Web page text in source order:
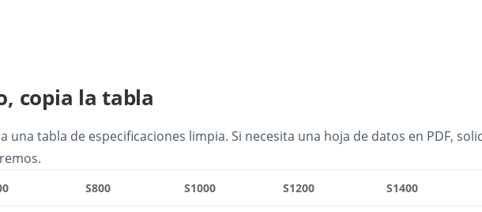
copia la tabla
una tabla de especificaciones limpia. Si necesita una hoja de datos en PDF,
S800 S1000 S1200 S1400